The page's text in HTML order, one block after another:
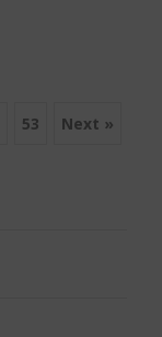
53 Next »